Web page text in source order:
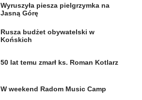
Wyruszyła piesza pielgrzymka na
Jasną Górę
Rusza budżet obywatelski w
Końskich
50 lat temu zmarł ks. Roman Kotlarz
W weekend Radom Music Camp